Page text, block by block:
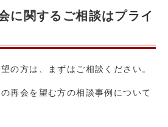
に関するご相談はプライ
の方は、まずはご相談ください。
再会を望む方の相談事例について